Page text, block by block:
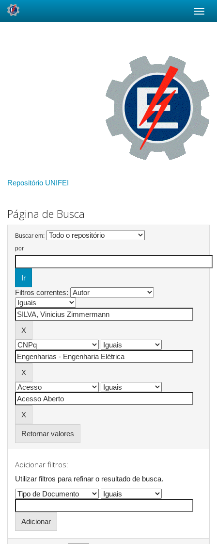
Repositório UNIFEI
Página de Busca
Buscar em:
por
Filtros correntes:
Retornar valores
Adicionar filtros:
Utilizar filtros para refinar o resultado de busca.